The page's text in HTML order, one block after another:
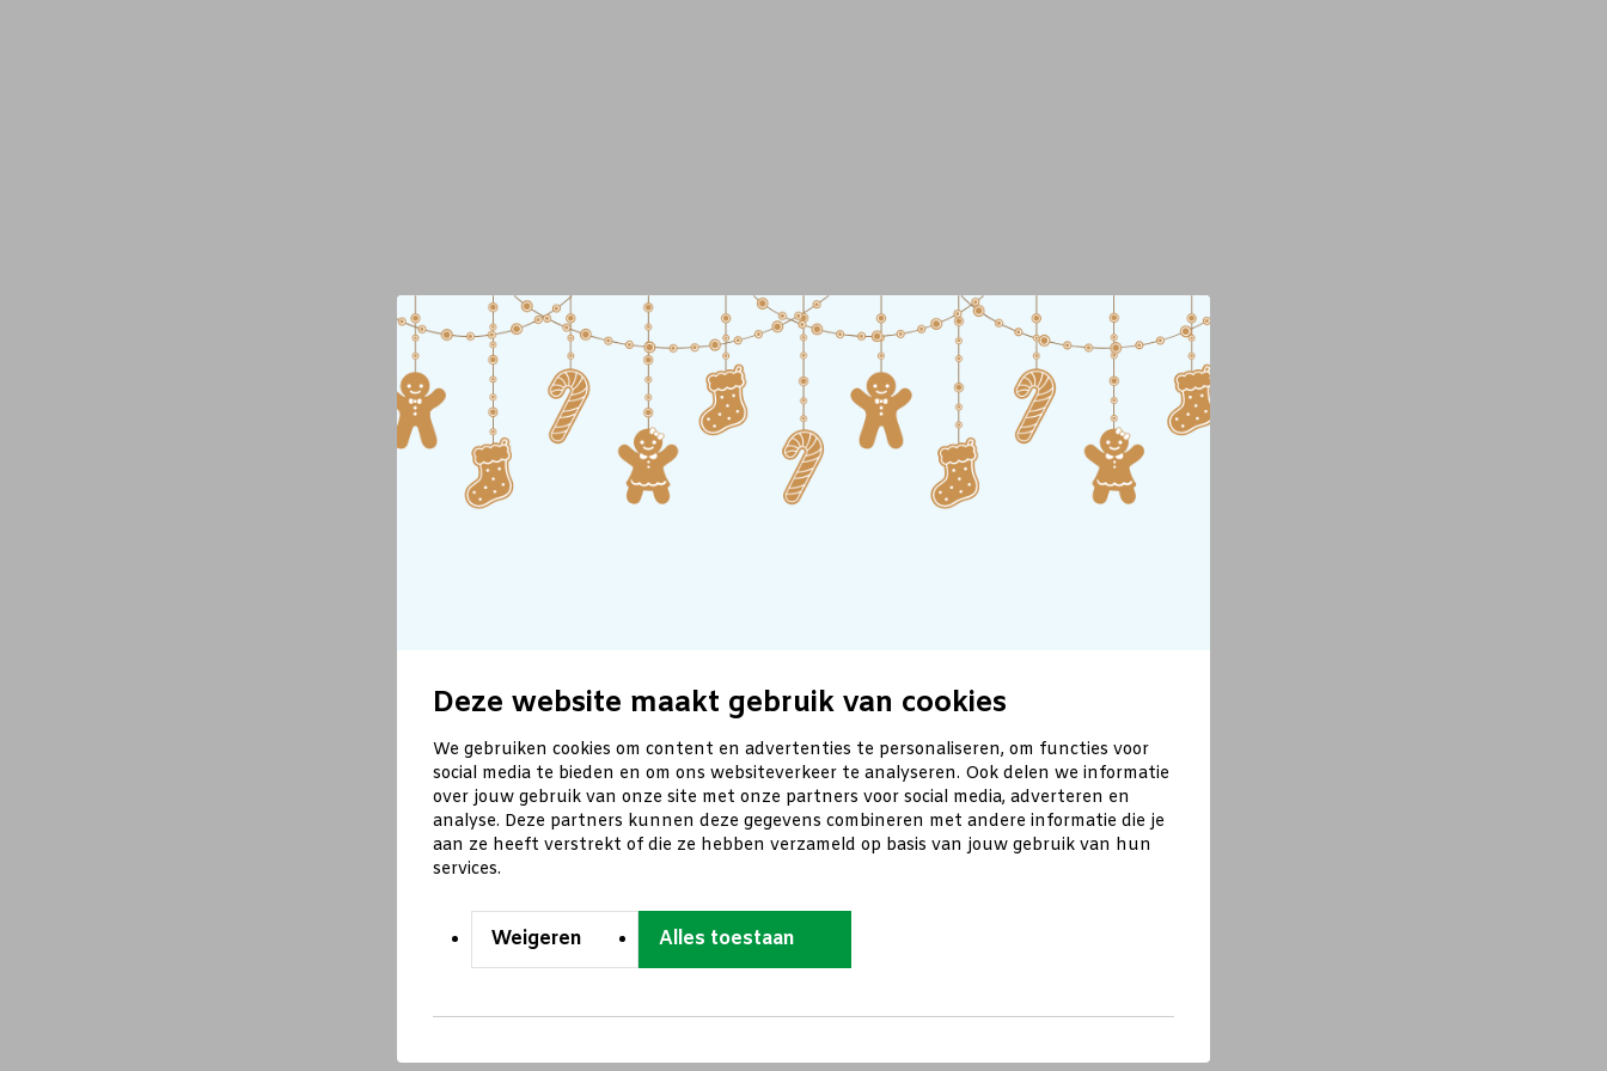
Deze website maakt gebruik van cookies
We gebruiken cookies om content en advertenties te personaliseren, om functies voor
social media te bieden en om ons websiteverkeer te analyseren. Ook delen we informatie
over jouw gebruik van onze site met onze partners voor social media, adverteren en
analyse. Deze partners kunnen deze gegevens combineren met andere informatie die je
aan ze heeft verstrekt of die ze hebben verzameld op basis van jouw gebruik van hun
services.
Weigeren Alles toestaan